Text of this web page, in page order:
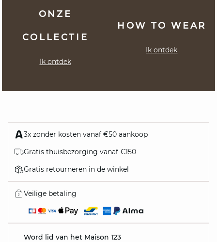
ONZE
COLLECTIE
Ik ontdek
HOW TO WEAR
Ik ontdek
3x zonder kosten vanaf €50 aankoop
Gratis thuisbezorging vanaf €150
Gratis retourneren in de winkel
Veilige betaling
Word lid van het Maison 123